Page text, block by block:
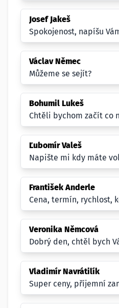
Josef Jakeš
Spokojenost, napíšu
Václav Němec
Můžeme se sejít?
Bohumil Lukeš
Chtěli bychom začít co
Ľubomír Valeš
Napište mi kdy máte
František Anderle
Cena, termín, rychlost,
Veronika Němcová
Dobrý den, chtěl bych
Vladimír Navrátilík
Super ceny, příjemní